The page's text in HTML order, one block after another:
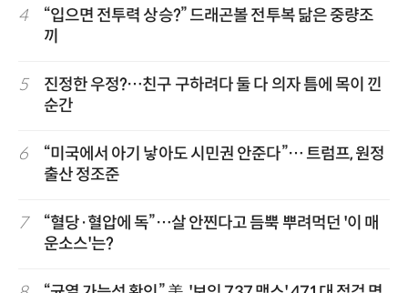
4
“입으면 전투력 상승?” 드래곤볼 전투복 닮은 중량조
끼
5
진정한 우정?…친구 구하려다 둘 다 의자 틈에 목이 낀
순간
6
“미국에서 아기 낳아도 시민권 안준다”… 트럼프, 원정
출산 정조준
7
“혈당·혈압에 독”…살 안찐다고 듬뿍 뿌려먹던 '이 매
운소스'는?